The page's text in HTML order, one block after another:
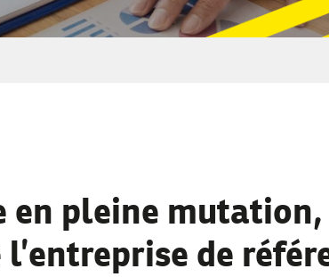
en pleine mutation,
l’entreprise de